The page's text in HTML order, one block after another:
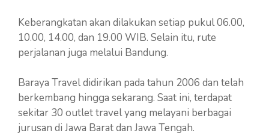
Keberangkatan akan dilakukan setiap pukul 06.00,
10.00, 14.00, dan 19.00 WIB. Selain itu, rute
perjalanan juga melalui Bandung.
Baraya Travel didirikan pada tahun 2006 dan telah
berkembang hingga sekarang. Saat ini, terdapat
sekitar 30 outlet travel yang melayani berbagai
jurusan di Jawa Barat dan Jawa Tengah.